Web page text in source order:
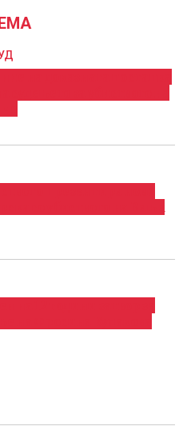
со убиството на Вања